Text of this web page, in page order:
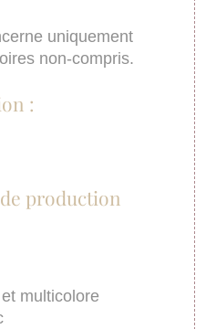
uniquement
non-compris.
:
production
multicolore